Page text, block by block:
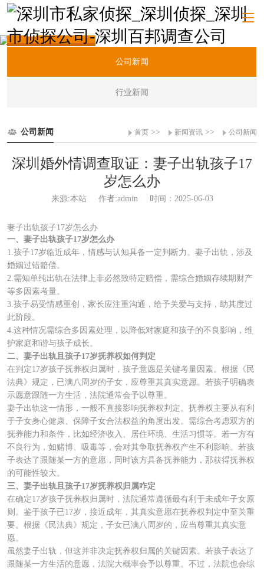
新闻资讯
公司新闻
行业新闻
公司新闻 首页 >> 新闻资讯 >> 公司新闻
深圳婚外情调查取证：妻子出轨孩子17
岁怎么办
来源:本站 作者:admin 时间：2025-06-03
妻子出轨孩子17岁怎么办
一、妻子出轨孩子17岁怎么办
1.孩子17岁临近成年，情感与认知具备一定判断力。妻子出轨，涉及
婚姻过错赔偿。
2.需知单纯出轨在法律上非必然致特定赔偿，需综合婚姻存续期财产
等多因素考量。
3.孩子易受情感重创，家长应注重沟通，给予关爱与支持，助其度过
此阶段。
4.这种情况需综合多因素处理，以降低对家庭和孩子的不良影响，维
护家庭和谐与孩子成长。
二、妻子出轨且孩子17岁抚养权如何判定
在判定17岁孩子抚养权归属时，孩子意愿是关键考量因素。根据《民
法典》规定，已满八周岁的子女，应尊重其真实意愿。若孩子明确表
示愿意跟随一方生活，法院通常会予以尊重。
妻子出轨这一情形，一般不直接影响抚养权判定。抚养权主要从有利
于子女身心健康、保障子女合法权益的角度出发。需综合考虑双方的
抚养能力和条件，比如经济收入、居住环境、生活习惯等。若一方有
不良行为，如赌博、吸毒等，会对其争取抚养权产生不利影响。若孩
子表达了跟随某一方的意愿，同时该方具备抚养能力，那获得抚养权
的可能性较大。
三、妻子出轨且孩子17岁抚养权归属咋定
在确定17岁孩子抚养权归属时，法院通常遵循最有利于未成年子女原
则。鉴于孩子已17岁，接近成年，其真实意愿在抚养权判定中至关重
要。根据《民法典》规定，子女已满八周岁的，应当尊重其真实意
愿。
虽然妻子出轨，但这并非决定抚养权归属的关键因素。若孩子表达了
跟随某一方生活的意愿，法院大概率会予以尊重。不过，法院也会综